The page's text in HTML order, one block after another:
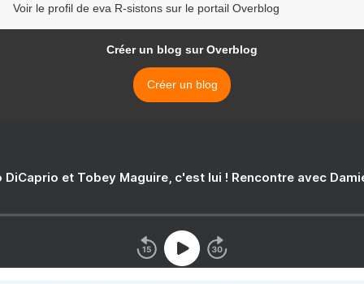
Voir le profil de eva R-sistons sur le portail Overblog
Créer un blog sur Overblog
Créer un blog
DiCaprio et Tobey Maguire, c'est lui ! Rencontre avec